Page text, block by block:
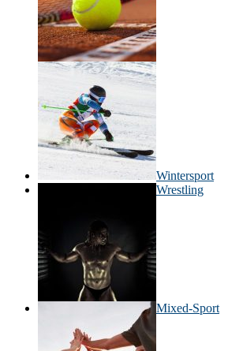
Wintersport
Wrestling
Mixed-Sport